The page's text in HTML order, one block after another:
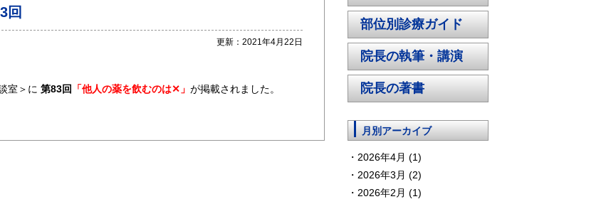
回
更新：2021年4月22日
室＞に 第83回 「他人の薬を飲むのは✕」 が掲載されました。
部位別診療ガイド
院長の執筆・講演
院長の著書
月別アーカイブ
2026年4月 (1)
2026年3月 (2)
2026年2月 (1)